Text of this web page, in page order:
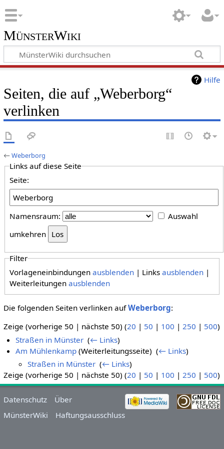
MünsterWiki
Hilfe
Seiten, die auf „Weberborg“
verlinken
←Weberborg
Links auf diese Seite
Seite:
Namensraum:
Auswahl
umkehren
Filter
Vorlageneinbindungenausblenden | Linksausblenden |
Weiterleitungenausblenden
Die folgenden Seiten verlinken aufWeberborg:
Zeige (vorherige 50 | nächste 50) (20 | 50 | 100 | 250 | 500)
Straßen in Münster ‎(← Links)
Am Mühlenkamp (Weiterleitungsseite) ‎(← Links)
Straßen in Münster ‎(← Links)
Zeige (vorherige 50 | nächste 50) (20 | 50 | 100 | 250 | 500)
Datenschutz
Über
MünsterWiki
Haftungsausschluss